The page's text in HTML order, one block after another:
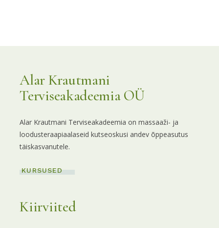
Alar Krautmani
Terviseakadeemia OÜ
Alar Krautmani Terviseakadeemia on massaaži- ja
loodusteraapiaalaseid kutseoskusi andev õppeasutus
täiskasvanutele.
KURSUSED
Kiirviited